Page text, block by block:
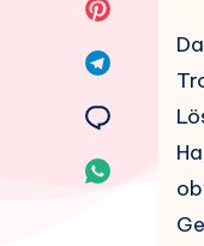
Pinterest
Telegram